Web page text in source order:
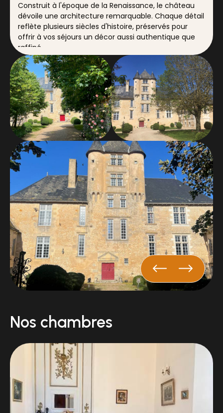
Construit à l'époque de la Renaissance, le château
dévoile une architecture remarquable. Chaque détail
reflète plusieurs siècles d'histoire, préservés pour
offrir à vos séjours un décor aussi authentique que
raffiné.
Commencez la journée par un délicieux petit-
déjeuner servi dans le Grand Salon de la Licorne,
explorez les jardins verdoyants, profitez de la
quiétude des espaces extérieurs et laissez-vous
porter par la douceur du Poitou. Le château est idéal
pour une escapade romantique, un séjour en famille
ou un week-end au calme.
Pourquoi choisir le Château d'Avanton ?
Un hébergement de charme dans un véritable
château Renaissance
Un décor authentique, chargé d'histoire
Une atmosphère calme et romantique
Une proximité idéale avec Poitiers et le Futuroscope
Un accès rapide depuis la sortie d'autoroute A28
Offrez-vous un séjour inoubliable et laissez le
charme duChâteau d'Avantonopérer.
Nos chambres